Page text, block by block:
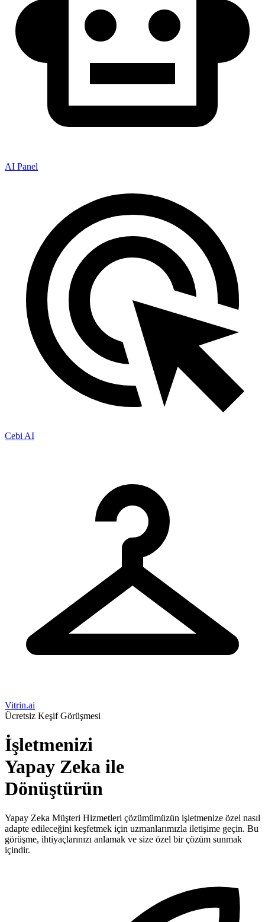
AI Panel
Cebi AI
Vitrin.ai
Ücretsiz Keşif Görüşmesi
İşletmenizi
Yapay Zeka ile
Dönüştürün
Yapay Zeka Müşteri Hizmetleri çözümümüzün işletmenize özel nasıl
adapte edileceğini keşfetmek için uzmanlarımızla iletişime geçin. Bu
görüşme, ihtiyaçlarınızı anlamak ve size özel bir çözüm sunmak
içindir.